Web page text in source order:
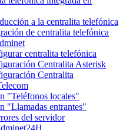
a la centralita telefónica
de centralita telefónica
centralita telefónica
Centralita Asterisk
Centralita
"Teléfonos locales"
"Llamadas entrantes"
del servidor